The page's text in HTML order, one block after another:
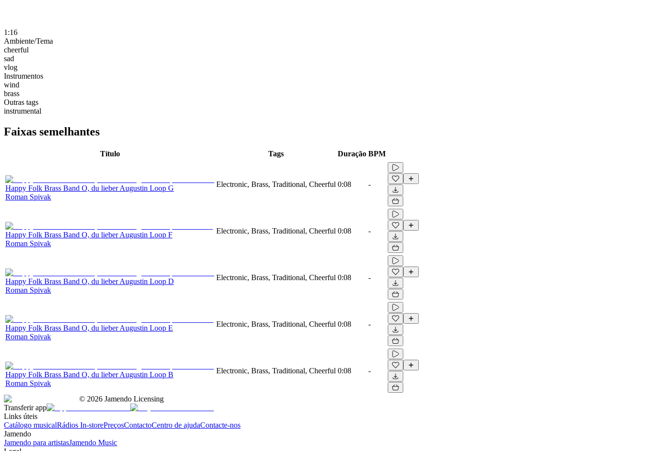
1:16
Ambiente/Tema
cheerful
sad
vlog
Instrumentos
wind
brass
Outras tags
instrumental
Faixas semelhantes
Título Tags Duração BPM
Happy Folk Brass Band O, du lieber Augustin Loop G
Roman Spivak
Electronic, Brass, Traditional, Cheerful 0:08 -
Happy Folk Brass Band O, du lieber Augustin Loop F
Roman Spivak
Electronic, Brass, Traditional, Cheerful 0:08 -
Happy Folk Brass Band O, du lieber Augustin Loop D
Roman Spivak
Electronic, Brass, Traditional, Cheerful 0:08 -
Happy Folk Brass Band O, du lieber Augustin Loop E
Roman Spivak
Electronic, Brass, Traditional, Cheerful 0:08 -
Happy Folk Brass Band O, du lieber Augustin Loop B
Roman Spivak
Electronic, Brass, Traditional, Cheerful 0:08 -
© 2026 Jamendo Licensing
Transferir app
Links úteis
Catálogo musicalRádios In-storePreçosContactoCentro de ajudaContacte-nos
Jamendo
Jamendo para artistasJamendo Music